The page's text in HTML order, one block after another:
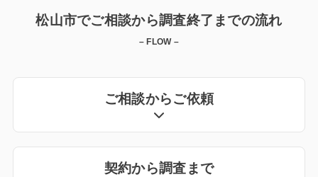
松山市でご相談から調査終了までの流れ
– FLOW –
ご相談からご依頼
契約から調査まで